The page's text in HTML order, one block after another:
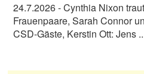
24.7.2026- Cynthia Nixon
Frauenpaare, Sarah Connor
CSD-Gäste, Kerstin Ott: Jens